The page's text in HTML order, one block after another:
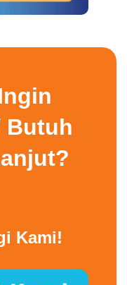
Butuh
Kami!